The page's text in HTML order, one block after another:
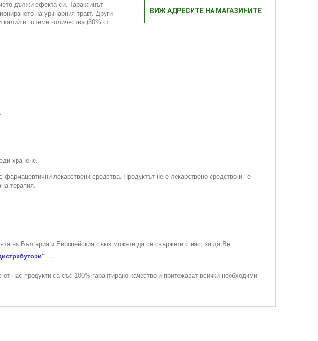
ВИЖ АДРЕСИТЕ НА МАГАЗИНИТЕ
дължи ефекта си. Тараксинът
на уринарния тракт. Други
калий в големи количества (30% от
хранене.
лекарствени средства. Продуктът не е лекарствено средство и не
терапия.
на България и Европейския съюз можете да се свържете с нас, за да Ви
.
нас продукти са със 100% гарантирано качество и притежават всички необходими